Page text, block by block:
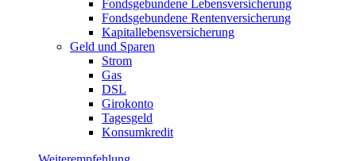
Fondsgebundene Lebensversicherung
Fondsgebundene Rentenversicherung
Kapitallebensversicherung
Geld und Sparen
Strom
Gas
DSL
Girokonto
Tagesgeld
Konsumkredit